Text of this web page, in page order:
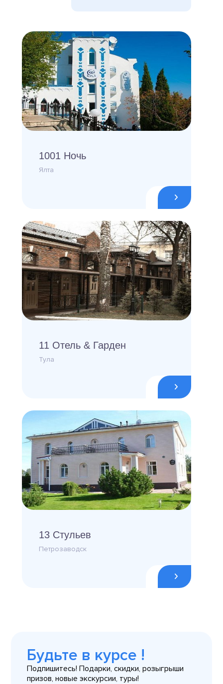
1001 Ночь
Ялта
11 Отель & Гарден
Тула
13 Стульев
Петрозаводск
Будьте в курсе !
Подпишитесь! Подарки, скидки, розыгрыши
призов, новые экскурсии, туры!